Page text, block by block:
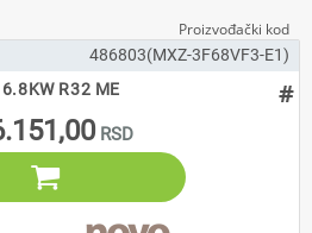
486803(MXZ-3F68VF3-E1)
R32 ME
#
